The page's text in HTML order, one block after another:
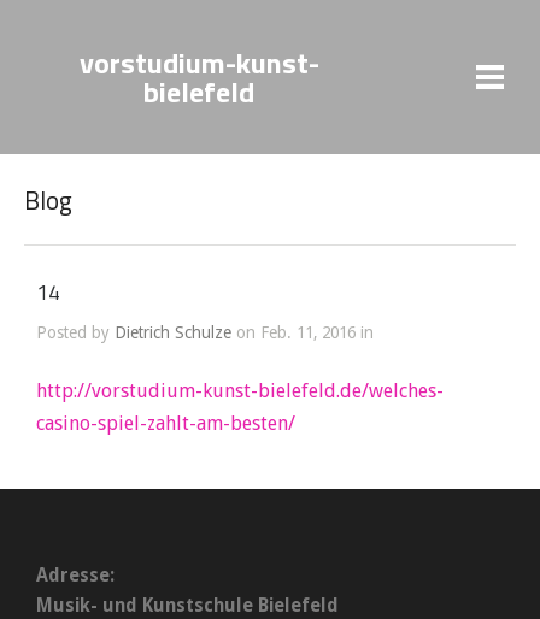
vorstudium-kunst-
bielefeld
Blog
14
Posted by Dietrich Schulze on Feb. 11, 2016 in
http://vorstudium-kunst-bielefeld.de/welches-
casino-spiel-zahlt-am-besten/
Adresse:
Musik- und Kunstschule Bielefeld